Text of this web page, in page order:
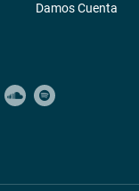
Damos Cuenta